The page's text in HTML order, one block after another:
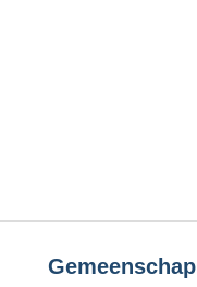
Gemeenschap